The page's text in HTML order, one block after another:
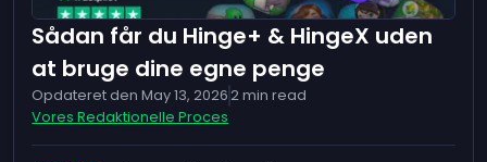
Sådan får du Hinge+ & HingeX uden
at bruge dine egne penge
Opdateret den May 13, 20262min read
Vores Redaktionelle Proces